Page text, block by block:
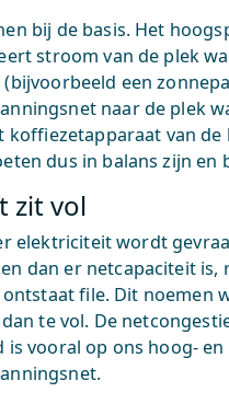
bij de basis. Het
stroom van de plek
een
naar de plek
koffiezetapparaat van de
dus in balans zijn en
zit vol
elektriciteit wordt
dan er netcapaciteit is,
ontstaat file. Dit noemen
te vol. De
is vooral op ons hoog- en